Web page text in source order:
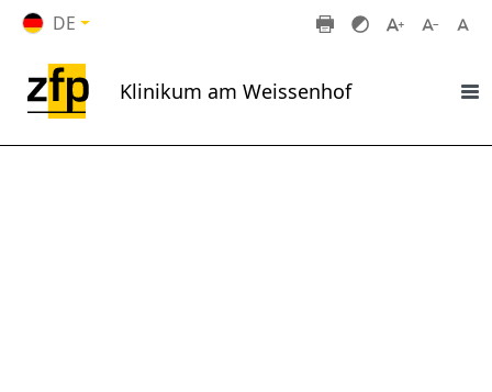
Zum Hauptinhalt springen
Klinikum am Weissenhof
DE